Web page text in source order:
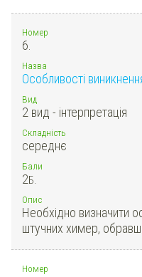
Номер
6.
Назва
Особливості
Вид
2 вид - інтерпретація
Складність
середнє
Бали
2Б.
Опис
Необхідно визначити
штучних химер,
Номер